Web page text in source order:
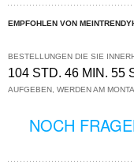
EMPFOHLEN VON
BESTELLUNGEN DIE SIE
104 STD. 46 MIN. 55
AUFGEBEN, WERDEN AM
NOCH